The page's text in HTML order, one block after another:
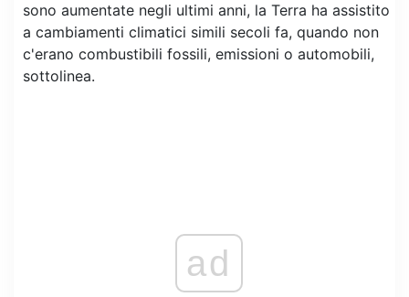
sono aumentate negli ultimi anni, la Terra ha assistito
a cambiamenti climatici simili secoli fa, quando non
c'erano combustibili fossili, emissioni o automobili,
sottolinea.
ad